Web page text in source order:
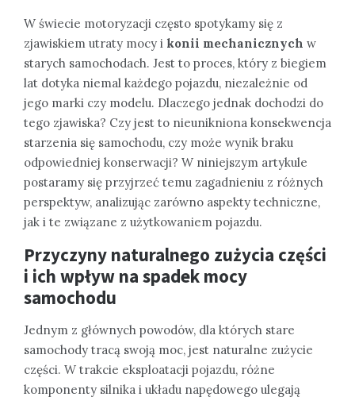
W świecie motoryzacji często spotykamy się z
zjawiskiem utraty mocy i konii mechanicznych w
starych samochodach. Jest to proces, który z biegiem
lat dotyka niemal każdego pojazdu, niezależnie od
jego marki czy modelu. Dlaczego jednak dochodzi do
tego zjawiska? Czy jest to nieunikniona konsekwencja
starzenia się samochodu, czy może wynik braku
odpowiedniej konserwacji? W niniejszym artykule
postaramy się przyjrzeć temu zagadnieniu z różnych
perspektyw, analizując zarówno aspekty techniczne,
jak i te związane z użytkowaniem pojazdu.
Przyczyny naturalnego zużycia części
i ich wpływ na spadek mocy
samochodu
Jednym z głównych powodów, dla których stare
samochody tracą swoją moc, jest naturalne zużycie
części. W trakcie eksploatacji pojazdu, różne
komponenty silnika i układu napędowego ulegają